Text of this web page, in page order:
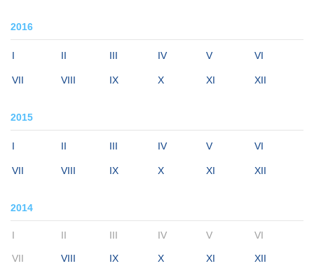
2016
I II III IV V VI
VII VIII IX X XI XII
2015
I II III IV V VI
VII VIII IX X XI XII
2014
I II III IV V VI
VII VIII IX X XI XII